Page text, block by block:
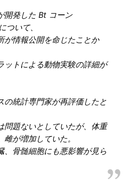
開発した Bt コーン
ついて、
が情報公開を命じたことか
ットによる動物実験の詳細が
の統計専門家が再評価したと
問題ないとしていたが、体重
雌が増加していた。
、骨髄細胞にも悪影響が見ら